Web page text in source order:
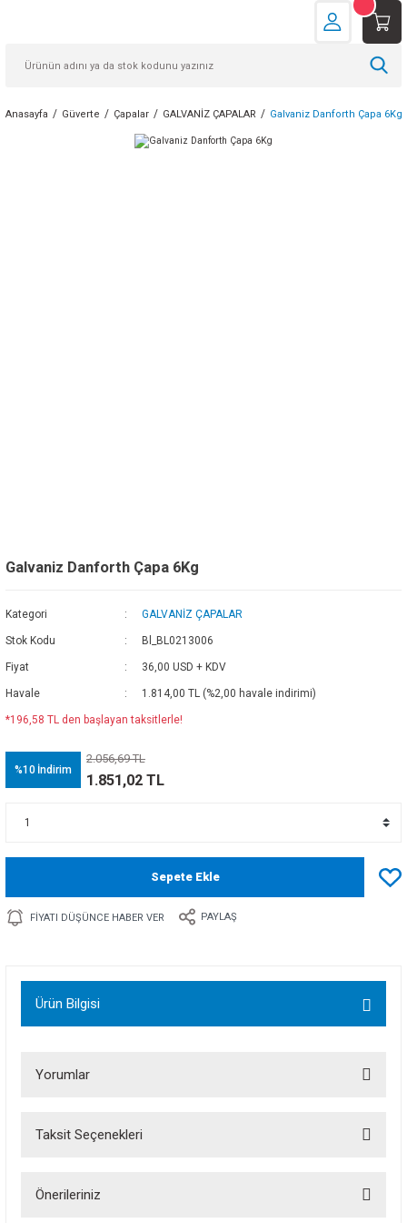
Anasayfa Güverte Çapalar GALVANİZ ÇAPALAR Galvaniz Danforth Çapa 6Kg
Galvaniz Danforth Çapa 6Kg
Kategori GALVANİZ ÇAPALAR
Stok Kodu Bl_BL0213006
Fiyat 36,00 USD + KDV
Havale 1.814,00 TL (%2,00 havale indirimi)
*196,58 TL den başlayan taksitlerle!
%10 İndirim
2.056,69 TL
1.851,02 TL
Sepete Ekle
FIYATI DÜŞÜNCE HABER VER PAYLAŞ
Ürün Bilgisi
Yorumlar
Taksit Seçenekleri
Önerileriniz